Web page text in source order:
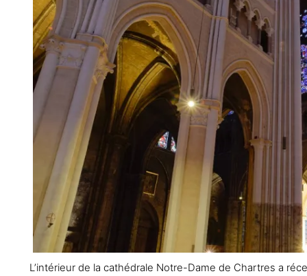
L’intérieur de la cathédrale Notre-Dame de Chartres a